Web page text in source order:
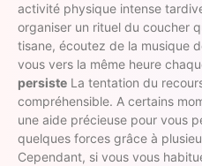
activité physique intense
organiser un rituel du coucher
tisane, écoutez de la musique
vous vers la même heure
persiste La tentation du
compréhensible. A certains
une aide précieuse pour vous
quelques forces grâce à
Cependant, si vous vous